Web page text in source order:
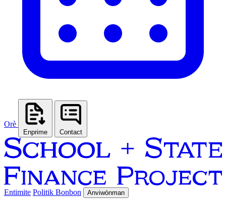
Orè
Enprime Contact
Entimite Politik Bonbon Anviwònman